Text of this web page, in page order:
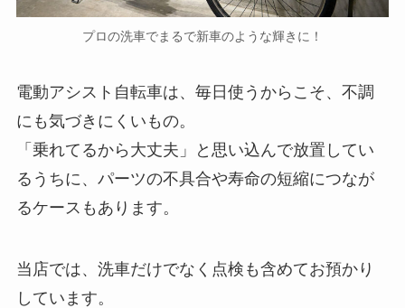
プロの洗車でまるで新車のような輝きに！
電動アシスト自転車は、毎日使うからこそ、不調
にも気づきにくいもの。
「乗れてるから大丈夫」と思い込んで放置してい
るうちに、パーツの不具合や寿命の短縮につなが
るケースもあります。
当店では、洗車だけでなく点検も含めてお預かり
しています。